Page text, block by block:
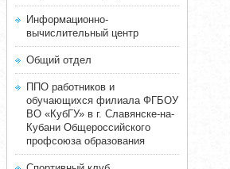
Информационно-
вычислительный центр
Общий отдел
ППО работников и
обучающихся филиала ФГБОУ
ВО «КубГУ» в г. Славянске-на-
Кубани Общероссийского
профсоюза образования